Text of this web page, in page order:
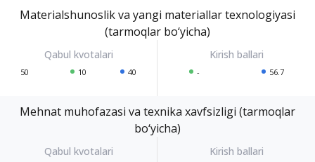
Materialshunoslik va yangi materiallar texnologiyasi
(tarmoqlar bo‘yicha)
50 10 40 - 56.7
Mehnat muhofazasi va texnika xavfsizligi (tarmoqlar
bo‘yicha)